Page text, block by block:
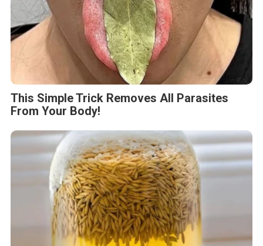
This Simple Trick Removes All Parasites
From Your Body!